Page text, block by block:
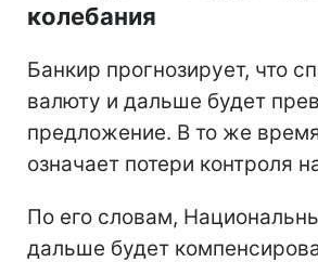
колебания
Банкир прогнозирует, что
валюту и дальше будет
предложение. В то же
означает потери контроля
По его словам,
дальше будет